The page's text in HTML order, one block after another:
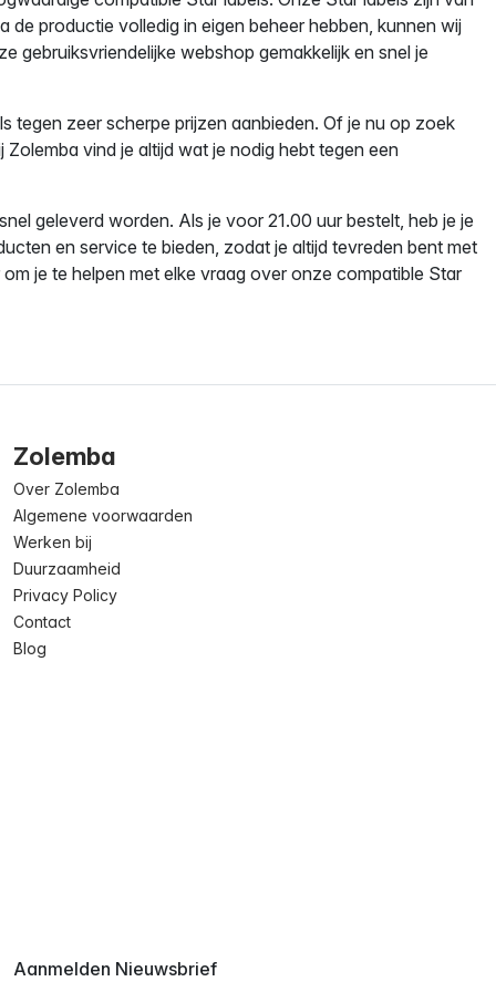
de productie volledig in eigen beheer hebben, kunnen wij
gebruiksvriendelijke webshop gemakkelijk en snel je
tegen zeer scherpe prijzen aanbieden. Of je nu op zoek
vind je altijd wat je nodig hebt tegen een
geleverd worden. Als je voor 21.00 uur bestelt, heb je je
en service te bieden, zodat je altijd tevreden bent met
je te helpen met elke vraag over onze compatible Star
Zolemba
Over Zolemba
Algemene voorwaarden
Werken bij
Duurzaamheid
Privacy Policy
Contact
Blog
Aanmelden Nieuwsbrief